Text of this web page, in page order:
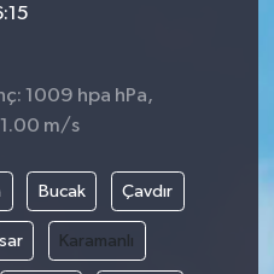
1009 hpa hPa,
m/s
Bucak Çavdır
Karamanlı